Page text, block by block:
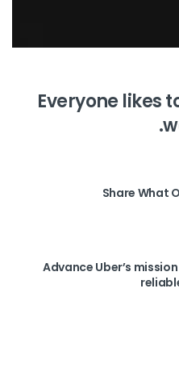
Everyone likes
Share What
Advance Uber’s